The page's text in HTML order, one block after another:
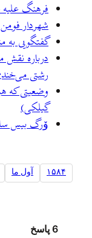
فرهنگ
شهردار
گفتگویی
درباره
رشتی
وضعیتی که
گیلکی)
وٚرگ بيس
۱۵۸۴ آول ما
6 پاسخ